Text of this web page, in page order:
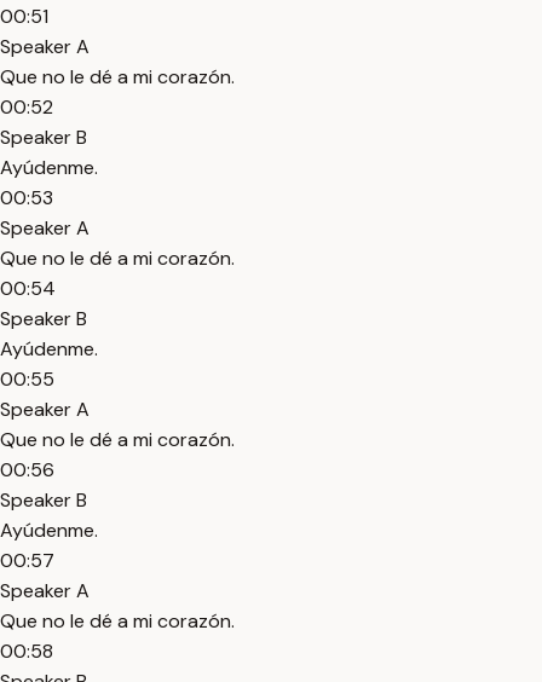
00:51
Speaker A
Que no le dé a mi corazón.
00:52
Speaker B
Ayúdenme.
00:53
Speaker A
Que no le dé a mi corazón.
00:54
Speaker B
Ayúdenme.
00:55
Speaker A
Que no le dé a mi corazón.
00:56
Speaker B
Ayúdenme.
00:57
Speaker A
Que no le dé a mi corazón.
00:58